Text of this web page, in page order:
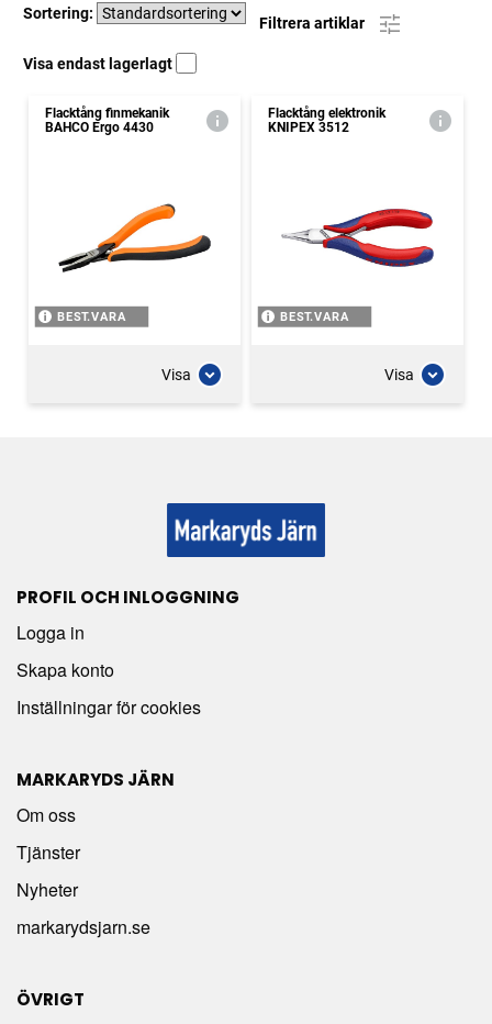
Sortering:
Filtrera artiklar
Visa endast lagerlagt
Flacktång finmekanik
BAHCO Ergo 4430
BEST.VARA
Visa
Flacktång elektronik
KNIPEX 3512
BEST.VARA
Visa
PROFIL OCH INLOGGNING
Logga in
Skapa konto
Inställningar för cookies
MARKARYDS JÄRN
Om oss
Tjänster
Nyheter
markarydsjarn.se
ÖVRIGT